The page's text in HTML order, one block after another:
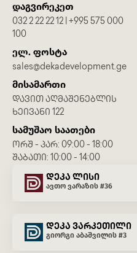
დაგვირეკეთ
032 2 22 22 12 | +995 575 000
100
ელ. ფოსტა
sales@dekadevelopment.ge
მისამართი
ᲓᲐᲕᲘᲗ ᲐᲦᲛᲐᲨᲔᲜᲔᲑᲚᲘᲡ
ᲮᲔᲘᲕᲐᲜᲘ 122
სამუშაო საათები
ᲝᲠᲨ - ᲞᲐᲠ: 09:00 - 18:00
ᲨᲐᲑᲐᲗᲘ: 10:00 - 14:00
დეკა ლისი
ავთო ვარაზის #36
დეკა ვარკეთილი
გიორგი აბაშვილის #3